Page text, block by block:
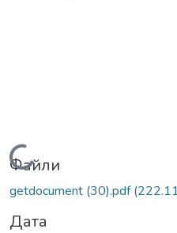
Вантажиться...
Файли
getdocument (30).pdf
Дата